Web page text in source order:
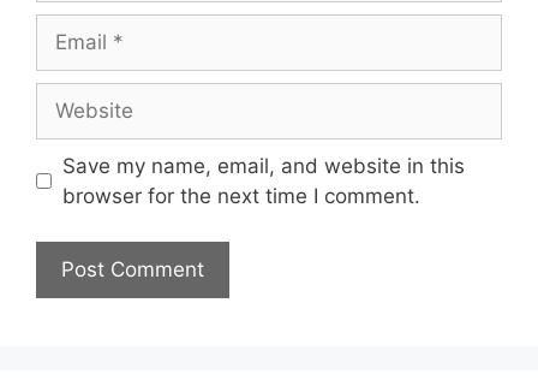
Save my name, email, and website in this
browser for the next time I comment.